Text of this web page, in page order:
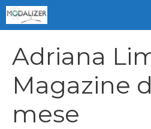
Vai
al
Adriana
Magazine
mese